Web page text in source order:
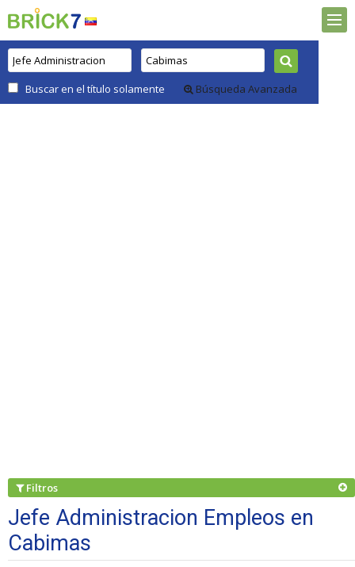
Buscar en el título solamente Búsqueda Avanzada
Filtros
Jefe Administracion Empleos en
Cabimas